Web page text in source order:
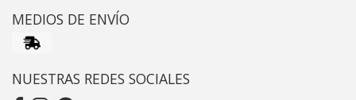
MEDIOS DE ENVÍO
NUESTRAS REDES SOCIALES